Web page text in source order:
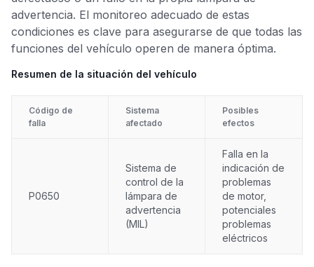
advertencia. El monitoreo adecuado de estas
condiciones es clave para asegurarse de que todas las
funciones del vehículo operen de manera óptima.
Resumen de la situación del vehículo
Código de
falla
Sistema
afectado
Posibles
efectos
P0650
Sistema de
control de la
lámpara de
advertencia
(MIL)
Falla en la
indicación de
problemas
de motor,
potenciales
problemas
eléctricos